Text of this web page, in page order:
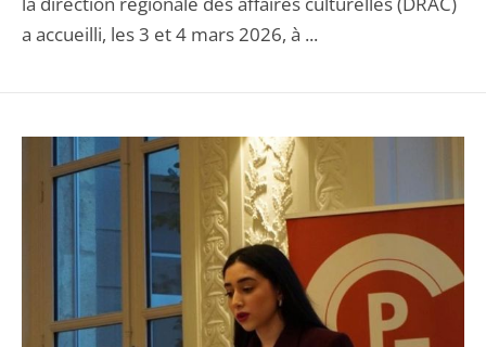
a accueilli, les 3 et 4 mars 2026, à ...